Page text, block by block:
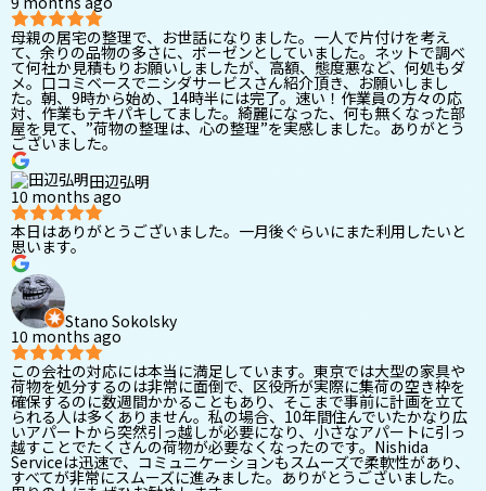
母親の居宅の整理で、お世話になりました。一人で片付けを考え
て、余りの品物の多さに、ボーゼンとしていました。ネットで調べ
て何社か見積もりお願いしましたが、高額、態度悪など、何処もダ
メ。口コミベースでニシダサービスさん紹介頂き、お願いしまし
た。朝、9時から始め、14時半には完了。速い！作業員の方々の応
対、作業もテキパキしてました。綺麗になった、何も無くなった部
屋を見て、”荷物の整理は、心の整理”を実感しました。ありがとう
ございました。
田辺弘明
10 months ago
本日はありがとうございました。一月後ぐらいにまた利用したいと
思います。
Stano Sokolsky
10 months ago
この会社の対応には本当に満足しています。東京では大型の家具や
荷物を処分するのは非常に面倒で、区役所が実際に集荷の空き枠を
確保するのに数週間かかることもあり、そこまで事前に計画を立て
られる人は多くありません。私の場合、10年間住んでいたかなり広
いアパートから突然引っ越しが必要になり、小さなアパートに引っ
越すことでたくさんの荷物が必要なくなったのです。Nishida
Serviceは迅速で、コミュニケーションもスムーズで柔軟性があり、
すべてが非常にスムーズに進みました。ありがとうございました。